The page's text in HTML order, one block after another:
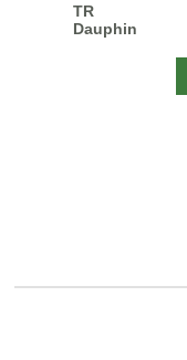
TR
Dauphin